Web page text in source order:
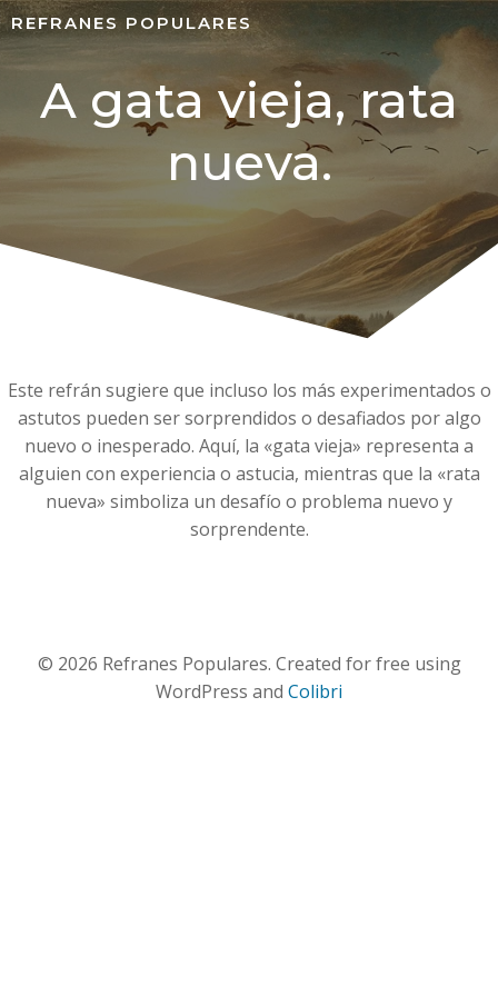
REFRANES POPULARES
A gata vieja, rata
nueva.
Este refrán sugiere que incluso los más experimentados o
astutos pueden ser sorprendidos o desafiados por algo
nuevo o inesperado. Aquí, la «gata vieja» representa a
alguien con experiencia o astucia, mientras que la «rata
nueva» simboliza un desafío o problema nuevo y
sorprendente.
© 2026 Refranes Populares. Created for free using
WordPress and Colibri